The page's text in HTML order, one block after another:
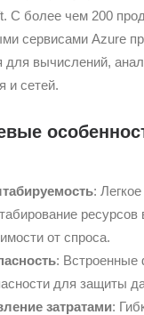
С более чем 200
сервисами Azure
для вычислений,
и сетей.
: Легкое
ресурсов
от спроса.
: Встроенные
для защиты
затратами: